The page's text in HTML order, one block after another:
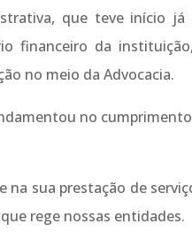
que teve início
financeiro da
no meio da Advocacia.
no
sua prestação de
rege nossas entidades.